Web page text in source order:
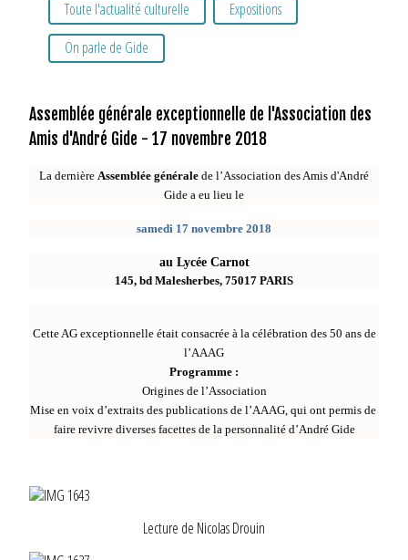
Toute l'actualité culturelle
Expositions
On parle de Gide
Assemblée générale exceptionnelle de l'Association des
Amis d'André Gide - 17 novembre 2018
La dernière Assemblée générale de l’Association des Amis d'André
Gide a eu lieu le
samedi 17 novembre 2018
au Lycée Carnot
145, bd Malesherbes, 75017 PARIS
Cette AG exceptionnelle était consacrée à la célébration des 50 ans de
l’AAAG
Programme :
Origines de l’Association
Mise en voix d’extraits des publications de l’AAAG, qui ont permis de
faire revivre diverses facettes de la personnalité d’André Gide
Lecture de Nicolas Drouin